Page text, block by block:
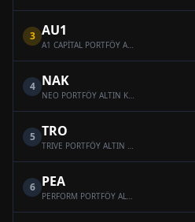
3 AU1
A1 CAPİTAL PORTFÖY ALTIN FONU
4 NAK
NEO PORTFÖY ALTIN KATILIM FONU
5 TRO
TRIVE PORTFÖY ALTIN FONU
6 PEA
PERFORM PORTFÖY ALTIN FONU